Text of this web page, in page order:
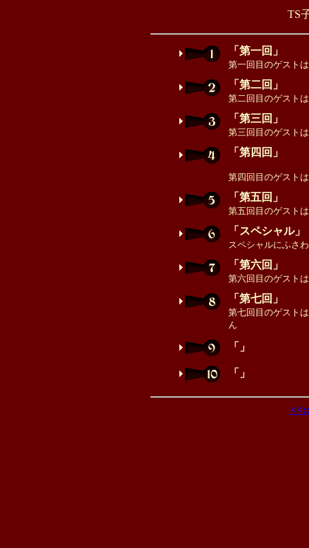
TS
「第一回」
第一回目のゲスト
「第二回」
第二回目のゲスト
「第三回」
第三回目のゲスト
「第四回」
第四回目のゲスト
「第五回」
第五回目のゲスト
「スペシャル」
スペシャルにふさ
「第六回」
第六回目のゲスト
「第七回」
第七回目のゲスト
ん
「」
「」